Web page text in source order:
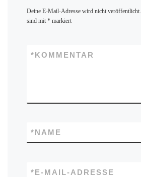
Deine E-Mail-Adresse wird nicht veröffentlicht.
sind mit *markiert
KOMMENTAR
*
NAME
*
E-MAIL-ADRESSE
*